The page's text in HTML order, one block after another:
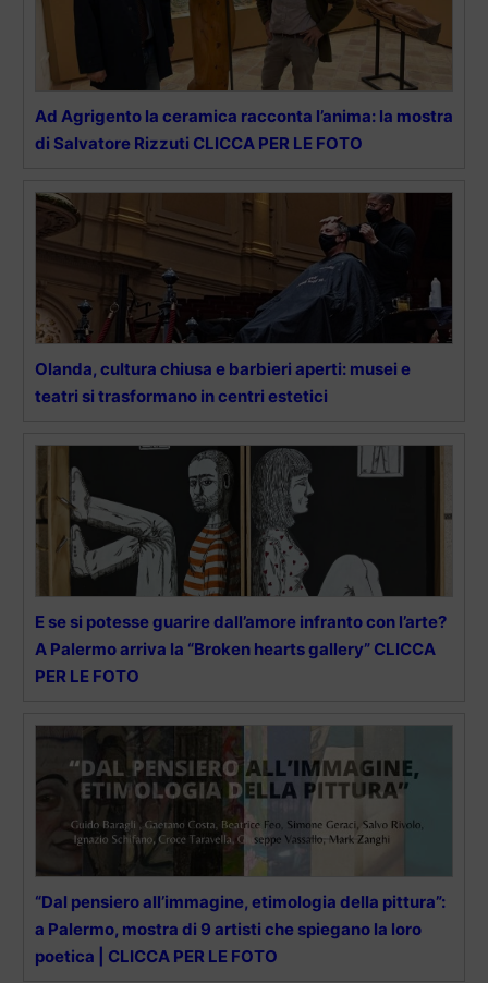
Ad Agrigento la ceramica racconta l’anima: la mostra
di Salvatore Rizzuti CLICCA PER LE FOTO
Olanda, cultura chiusa e barbieri aperti: musei e
teatri si trasformano in centri estetici
E se si potesse guarire dall’amore infranto con l’arte?
A Palermo arriva la “Broken hearts gallery” CLICCA
PER LE FOTO
“Dal pensiero all’immagine, etimologia della pittura”:
a Palermo, mostra di 9 artisti che spiegano la loro
poetica | CLICCA PER LE FOTO